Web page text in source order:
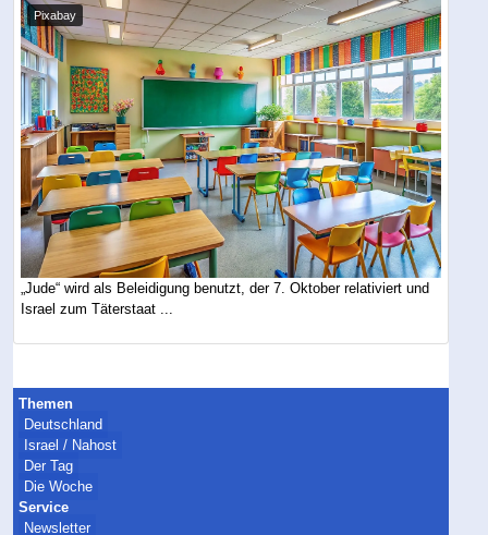
Pixabay
„Jude“ wird als Beleidigung benutzt, der 7. Oktober relativiert und
Israel zum Täterstaat ...
Themen
Deutschland
Israel / Nahost
Der Tag
Die Woche
Service
Newsletter